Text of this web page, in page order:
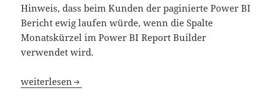
Hinweis, dass beim Kunden der paginierte Power BI
Bericht ewig laufen würde, wenn die Spalte
Monatskürzel im Power BI Report Builder
verwendet wird.
Power BI Report Builder und Umlaute
weiterlesen